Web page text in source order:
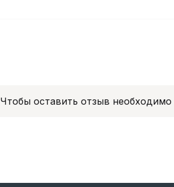
Чтобы оставить отзыв необходимо